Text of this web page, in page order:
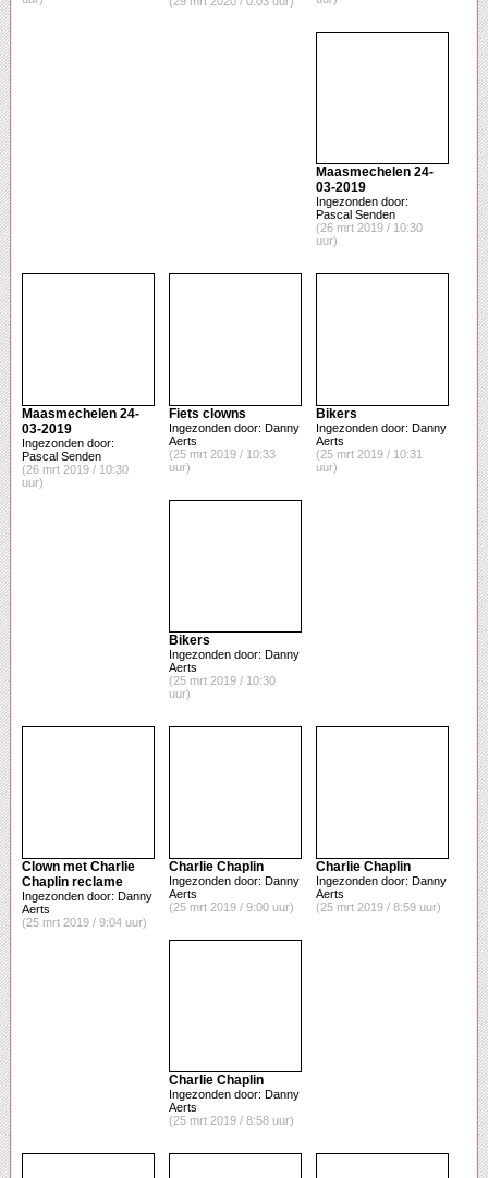
Maasmechelen 24-
03-2019
Ingezonden door:
Pascal Senden
(26 mrt 2019 / 10:30
uur)
Maasmechelen 24-
03-2019
Ingezonden door:
Pascal Senden
(26 mrt 2019 / 10:30
uur)
Fiets clowns
Ingezonden door: Danny
Aerts
(25 mrt 2019 / 10:33
uur)
Bikers
Ingezonden door: Danny
Aerts
(25 mrt 2019 / 10:31
uur)
Bikers
Ingezonden door: Danny
Aerts
(25 mrt 2019 / 10:30
uur)
Clown met Charlie
Chaplin reclame
Ingezonden door: Danny
Aerts
(25 mrt 2019 / 9:04 uur)
Charlie Chaplin
Ingezonden door: Danny
Aerts
(25 mrt 2019 / 9:00 uur)
Charlie Chaplin
Ingezonden door: Danny
Aerts
(25 mrt 2019 / 8:59 uur)
Charlie Chaplin
Ingezonden door: Danny
Aerts
(25 mrt 2019 / 8:58 uur)